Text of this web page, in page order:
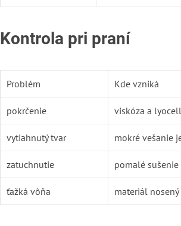
Kontrola pri praní
Problém Kde vzniká
pokrčenie viskóza a
vytiahnutý tvar mokré vešanie
zatuchnutie pomalé sušenie
ťažká vôňa materiál